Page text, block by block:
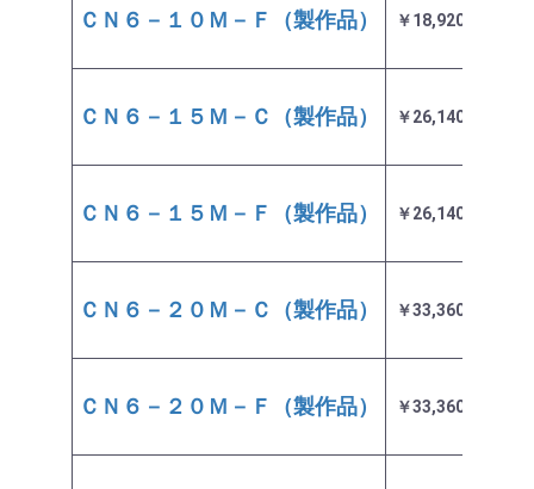
ＣＮ６－１０Ｍ－Ｆ（製作品） ￥18,920
ＣＮ６－１５Ｍ－Ｃ（製作品） ￥26,140
ＣＮ６－１５Ｍ－Ｆ（製作品） ￥26,140
ＣＮ６－２０Ｍ－Ｃ（製作品） ￥33,360
ＣＮ６－２０Ｍ－Ｆ（製作品） ￥33,360